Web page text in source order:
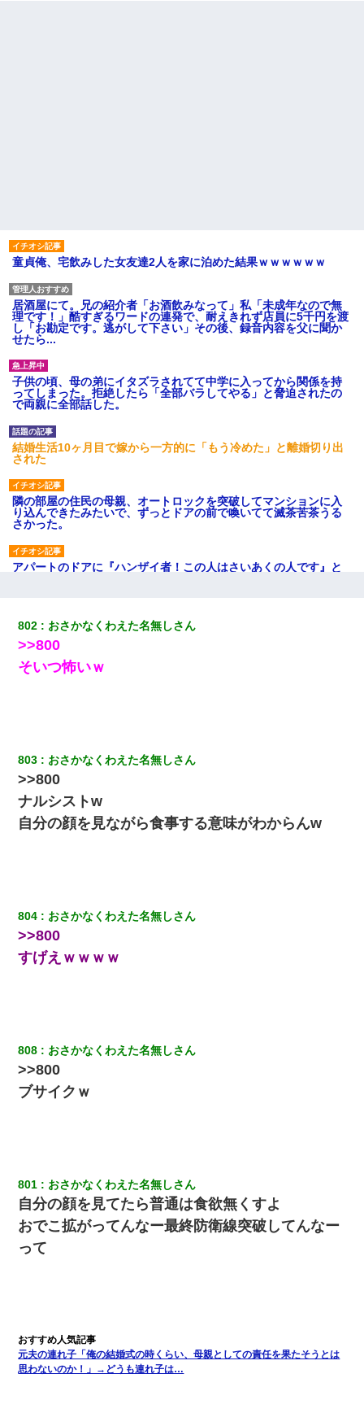
童貞俺、宅飲みした女友達2人を家に泊めた結果ｗｗｗｗｗｗ
居酒屋にて。兄の紹介者「お酒飲みなって」私「未成年なので無
理です！」酷すぎるワードの連発で、耐えきれず店員に5千円を渡
し「お勘定です。逃がして下さい」その後、録音内容を父に聞か
せたら...
子供の頃、母の弟にイタズラされてて中学に入ってから関係を持
ってしまった。拒絶したら「全部バラしてやる」と脅迫されたの
で両親に全部話した。
結婚生活10ヶ月目で嫁から一方的に「もう冷めた」と離婚切り出
された
隣の部屋の住民の母親、オートロックを突破してマンションに入
り込んできたみたいで、ずっとドアの前で喚いてて滅茶苦茶うる
さかった。
アパートのドアに『ハンザイ者！この人はさいあくの人です』と
私「結婚やめるわ」 婚約者「え？なんでなんで？」 → 放置した
結果…｜生活｜ワロタあんてな
日航機墜落事故の「ここからは日本語で大丈夫ですよ〜」の絶望
感がヤバイ・・・
小2の頃、妹と昼寝してたら家が火事になってて気づくと逃げ場が
なかった。妹を抱き締めて「ﾀﾋんじゃうよ」って泣いてたら…
隣室のお婆ちゃん「下階からの異臭に困ってる、今もすっごく臭
い」私「変だなあ～なにも臭わないよ」→ その後。警察『絶対に
窓とドアを開けないで』
【衝撃】婚約者「兄と結婚はするけど嫁入りするわけじゃない。
お互い干渉はしないようにしましょう」→ その後に結納金の話を
中の道を走っていたら、突然ガガッ！って音がして…
【衝撃】職場に入って来た綺麗な新人さんに職場を案内すること
に → 新人「ドンッ！」私「！？」→ 突然、突き飛ばされて左手
の甲を踏みつけられて…
とっさに女児を捕まえたら変質者扱いされた。母親「あっち行っ
てよ！気持ち悪い！（ｼｯｼｯ」→ 後日、俺を見つけた母親がすっ飛
んできて・・・
802 おさかなくわえた名無しさん
>>800
そいつ怖いｗ
803 おさかなくわえた名無しさん
>>800
ナルシストw
自分の顔を見ながら食事する意味がわからんw
804 おさかなくわえた名無しさん
>>800
すげえｗｗｗｗ
808 おさかなくわえた名無しさん
>>800
ブサイクｗ
801 おさかなくわえた名無しさん
自分の顔を見てたら普通は食欲無くすよ
おでこ拡がってんなー最終防衛線突破してんなー
って
元夫の連れ子「俺の結婚式の時くらい、母親としての責任を果たそうとは
思わないのか！」→どうも連れ子は…